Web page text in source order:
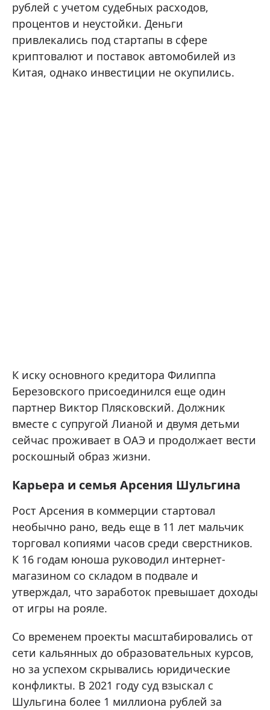
рублей с учетом судебных расходов,
процентов и неустойки. Деньги
привлекались под стартапы в сфере
криптовалют и поставок автомобилей из
Китая, однако инвестиции не окупились.
К иску основного кредитора Филиппа
Березовского присоединился еще один
партнер Виктор Плясковский. Должник
вместе с супругой Лианой и двумя детьми
сейчас проживает в ОАЭ и продолжает вести
роскошный образ жизни.
Карьера и семья Арсения Шульгина
Рост Арсения в коммерции стартовал
необычно рано, ведь еще в 11 лет мальчик
торговал копиями часов среди сверстников.
К 16 годам юноша руководил интернет-
магазином со складом в подвале и
утверждал, что заработок превышает доходы
от игры на рояле.
Со временем проекты масштабировались от
сети кальянных до образовательных курсов,
но за успехом скрывались юридические
конфликты. В 2021 году суд взыскал с
Шульгина более 1 миллиона рублей за